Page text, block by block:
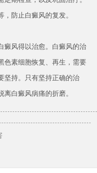
防止白癜风的复发。
风得以治愈。白癜风的治
色素细胞恢复、再生，需要
坚持。只有坚持正确的治
白癜风病痛的折磨。